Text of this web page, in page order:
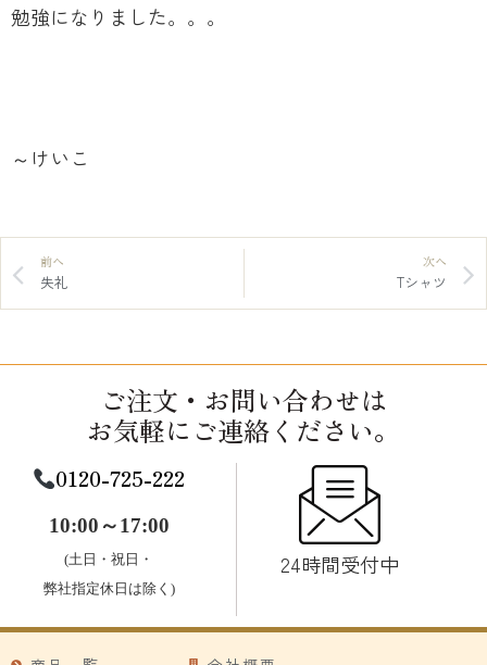
勉強になりました。。。
～けいこ
前へ
失礼
次へ
Tシャツ
ご注文・お問い合わせは
お気軽にご連絡ください。
0120-725-222
10:00～17:00
(土日・祝日・
弊社指定休日は除く)
24時間受付中